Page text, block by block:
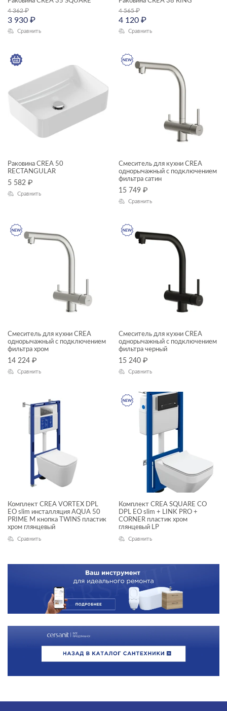
4 362₽
3 930 ₽
Сравнить
4 565₽
4 120 ₽
Сравнить
Раковина CREA 50
RECTANGULAR
5 582 ₽
Сравнить
Смеситель для кухни CREA
однорычажный с подключением
фильтра сатин
15 749 ₽
Сравнить
Смеситель для кухни CREA
однорычажный с подключением
фильтра хром
14 224 ₽
Сравнить
Смеситель для кухни CREA
однорычажный с подключением
фильтра черный
15 240 ₽
Сравнить
Комплект CREA VORTEX DPL
EO slim инсталляция AQUA 50
PRIME M кнопка TWINS пластик
хром глянцевый
Сравнить
Комплект CREA SQUARE CO
DPL EO slim + LINK PRO +
CORNER пластик хром
глянцевый LP
Сравнить